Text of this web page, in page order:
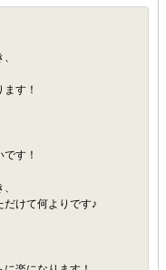
す！
す！
けて何よりです♪